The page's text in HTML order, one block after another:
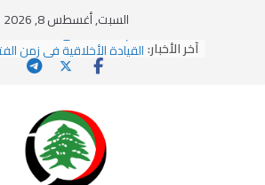
السبت, أغسطس 8, 2026
آخر الأخبار:يومَ يَفيضُ العَرَقُ
القيادة الأخلاقية في زمن
الاستلاب الثقافي وتحديات
وهن المؤسسات!